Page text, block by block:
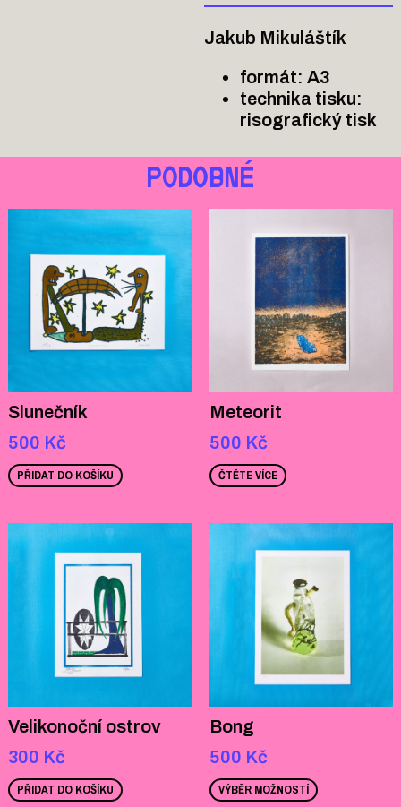
Jakub Mikuláštík
formát: A3
technika tisku:
risografický tisk
PODOBNÉ
Slunečník
500 Kč
PŘIDAT DO KOŠÍKU
Meteorit
500 Kč
ČTĚTE VÍCE
Velikonoční ostrov
300 Kč
PŘIDAT DO KOŠÍKU
Bong
500 Kč
VÝBĚR MOŽNOSTÍ